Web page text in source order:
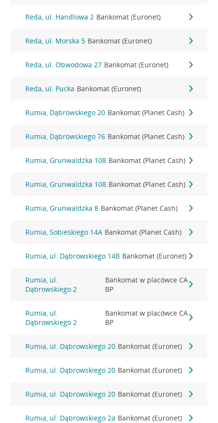
Reda, ul. Handlowa 2 Bankomat (Euronet)
Reda, ul. Morska 5 Bankomat (Euronet)
Reda, ul. Obwodowa 27 Bankomat (Euronet)
Reda, ul. Pucka Bankomat (Euronet)
Rumia, Dąbrowskiego 20 Bankomat (Planet Cash)
Rumia, Dąbrowskiego 76 Bankomat (Planet Cash)
Rumia, Grunwaldzka 108 Bankomat (Planet Cash)
Rumia, Grunwaldzka 108 Bankomat (Planet Cash)
Rumia, Grunwaldzka 8 Bankomat (Planet Cash)
Rumia, Sobieskiego 14A Bankomat (Planet Cash)
Rumia, ul. Dąbrowskiego 14B Bankomat (Euronet)
Rumia, ul.
Dąbrowskiego 2
Bankomat w placówce CA
BP
Rumia, ul.
Dąbrowskiego 2
Bankomat w placówce CA
BP
Rumia, ul. Dąbrowskiego 20 Bankomat (Euronet)
Rumia, ul. Dąbrowskiego 20 Bankomat (Euronet)
Rumia, ul. Dąbrowskiego 20 Bankomat (Euronet)
Rumia, ul. Dąbrowskiego 2a Bankomat (Euronet)